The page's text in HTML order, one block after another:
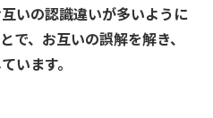
いの認識違いが多いように
で、お互いの誤解を解き、
います。